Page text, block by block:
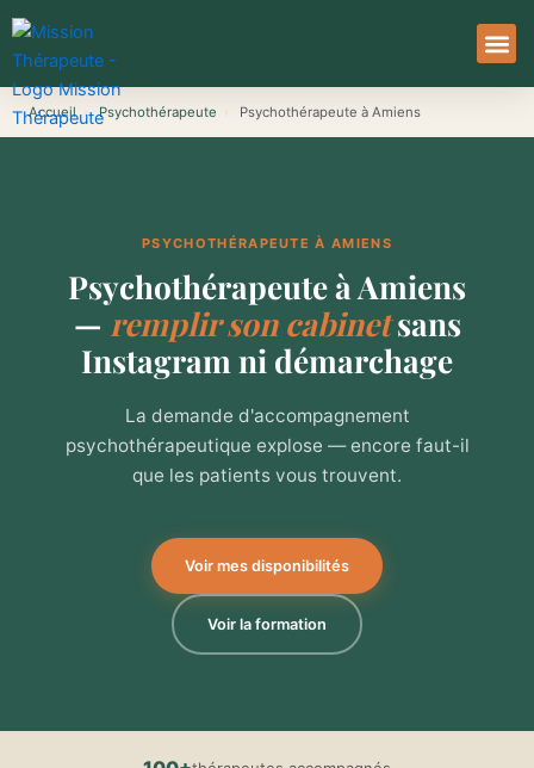
Aller
au
contenu
Accueil › Psychothérapeute Psychothérapeute à Amiens
PSYCHOTHÉRAPEUTE À AMIENS
Psychothérapeute à Amiens
— remplir son cabinetsans
Instagram ni démarchage
La demande d'accompagnement
psychothérapeutique explose — encore faut-il
que les patients vous trouvent.
Voir mes disponibilités
Voir la formation